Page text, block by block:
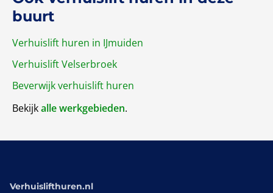
buurt
Verhuislift huren in IJmuiden
Verhuislift Velserbroek
Beverwijk verhuislift huren
Bekijkalle werkgebieden.
Verhuislifthuren.nl